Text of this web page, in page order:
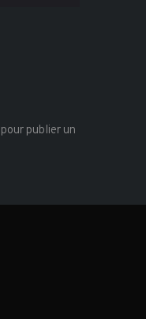
pour publier un